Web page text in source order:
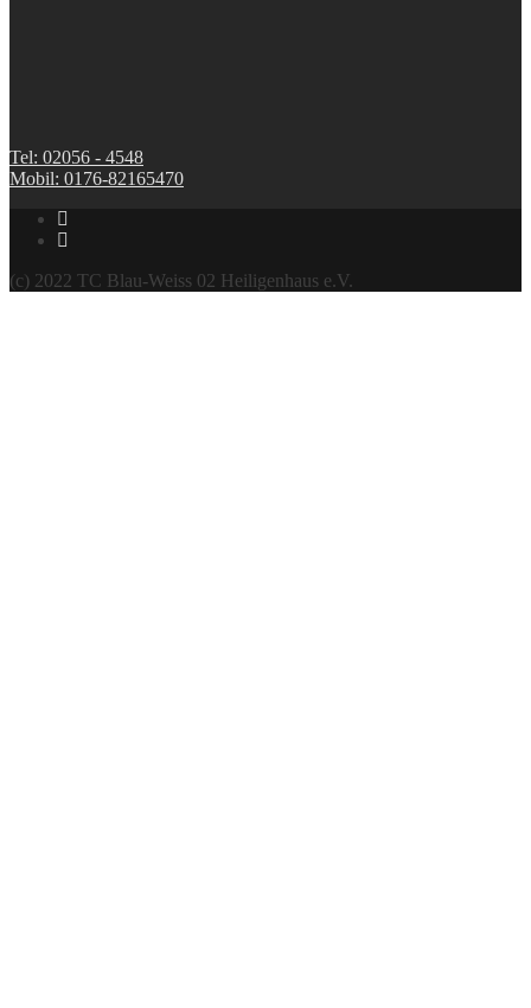
Tel: 02056 - 4548
Mobil: 0176-82165470
(c) 2022 TC Blau-Weiss 02 Heiligenhaus e.V.